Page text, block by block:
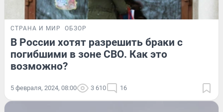
СТРАНА И МИР ОБЗОР
В России хотят разрешить браки с
погибшими в зоне СВО. Как это
возможно?
5 февраля, 2024, 08:00 3 610 16